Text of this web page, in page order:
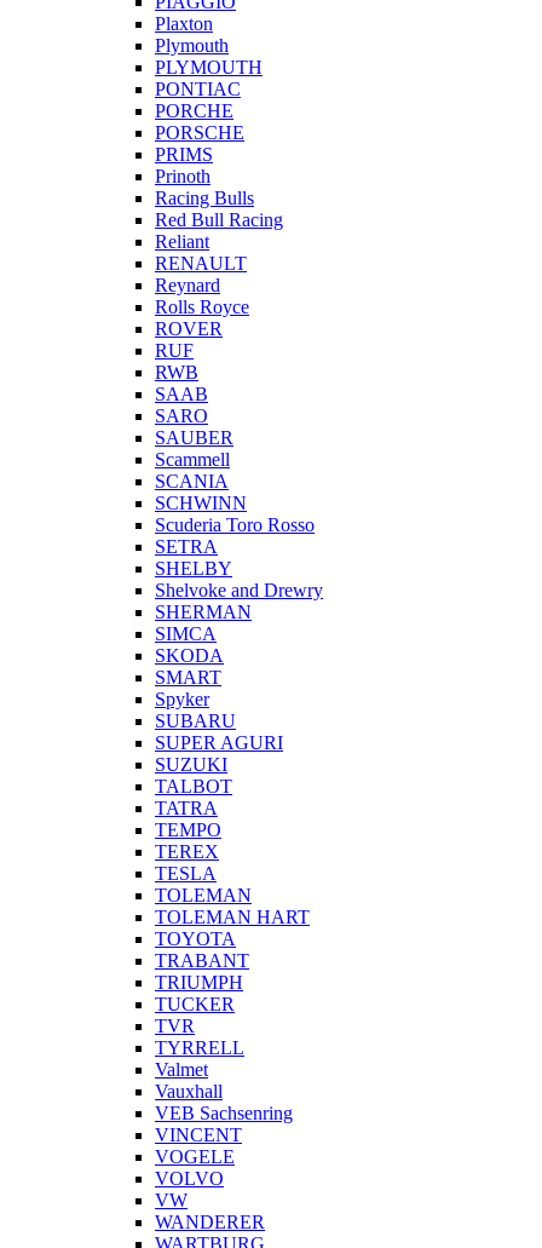
Plaxton
Plymouth
PLYMOUTH
PONTIAC
PORCHE
PORSCHE
PRIMS
Prinoth
Racing Bulls
Red Bull Racing
Reliant
RENAULT
Reynard
Rolls Royce
ROVER
RUF
RWB
SAAB
SARO
SAUBER
Scammell
SCANIA
SCHWINN
Scuderia Toro Rosso
SETRA
SHELBY
Shelvoke and Drewry
SHERMAN
SIMCA
SKODA
SMART
Spyker
SUBARU
SUPER AGURI
SUZUKI
TALBOT
TATRA
TEMPO
TEREX
TESLA
TOLEMAN
TOLEMAN HART
TOYOTA
TRABANT
TRIUMPH
TUCKER
TVR
TYRRELL
Valmet
Vauxhall
VEB Sachsenring
VINCENT
VOGELE
VOLVO
VW
WANDERER